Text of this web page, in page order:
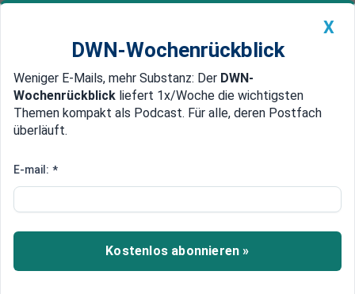
Newsticker MEIN DWN: Geldanlage Premium
Edelmetalle DWN-Magazin China
Dollar-Nutzung bei globalen
Rekordhoch
Noch nie wurde der Dollar im internationalen
Zahlungsverkehr so stark genutzt wie heute. Die
X
DWN-Wochenrückblick
Weniger E-Mails, mehr Substanz: Der DWN-
Wochenrückblick liefert 1x/Woche die wichtigsten
Themen kompakt als Podcast. Für alle, deren Postfach
überläuft.
E-mail: *
Kostenlos abonnieren »